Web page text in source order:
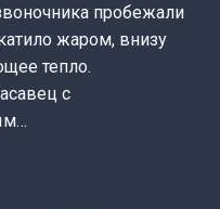
пробежали
жаром, внизу
тепло.
с